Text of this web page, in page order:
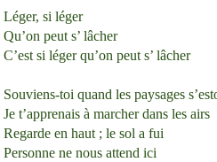
Léger, si léger
Qu’on peut s’ lâcher
C’est si léger qu’on peut s’ lâcher
Souviens-toi quand les paysages
Je t’apprenais à marcher dans les airs
Regarde en haut ; le sol a fui
Personne ne nous attend ici